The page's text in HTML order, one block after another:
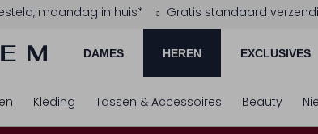
maandag in huis* Gratis standaard
DAMES HEREN EXCLUSIVES
Kleding Tassen & Accessoires Beauty